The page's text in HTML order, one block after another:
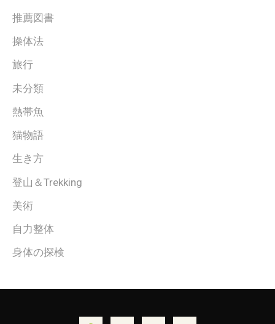
推薦図書
操体法
旅行
未分類
熱帯魚
猫物語
生き方
登山＆Trekking
美術
自力整体
身体の探検